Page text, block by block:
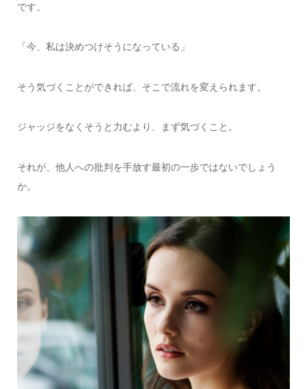
です。
「今、私は決めつけそうになっている」
そう気づくことができれば、そこで流れを変えられます。
ジャッジをなくそうと力むより、まず気づくこと。
それが、他人への批判を手放す最初の一歩ではないでしょう
か。